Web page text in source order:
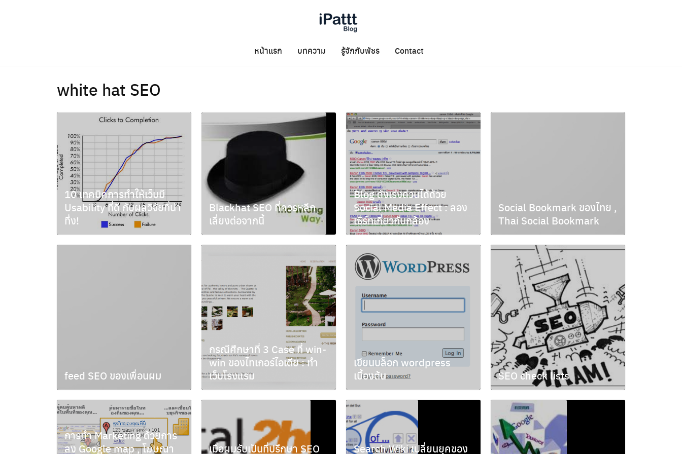
หน้าแรก บทความ รู้จักกับพัชร Contact
white hat SEO
10 เทคนิคการทำให้เว็บมี
Usability ที่ดี กับผลวิจัยที่น่า
ทึ่ง!
กันยายน 16, 2011
Blackhat SEO ที่ควรหลีก
เลี่ยงต่อจากนี้
มีนาคม 2, 2011
Blog ดังเร่งด่วนได้ด้วย
Social Media Effect : ลอง
เซิร์ทเกี่ยวกับกล้อง
เมษายน 5, 2010
Social Bookmark ของไทย ,
Thai Social Bookmark
กรกฎาคม 20, 2009
feed SEO ของเพื่อนผม
กรกฎาคม 2, 2009
กรณีศึกษาที่ 3 Case ที่ win-
win ของไทเกอร์ไอเดีย : ทำ
เว็บโรงแรม
มิถุนายน 16, 2009
เขียนบล็อก wordpress
เบื้องต้น
พฤษภาคม 29, 2009
SEO check lists
พฤษภาคม 6, 2009
การทำ Marketing ด้วยการ
ลง Google map , โฆษณา
เมื่อผมรับเป็นที่ปรึกษา SEO
Search Wiki เปลี่ยนยุคของ